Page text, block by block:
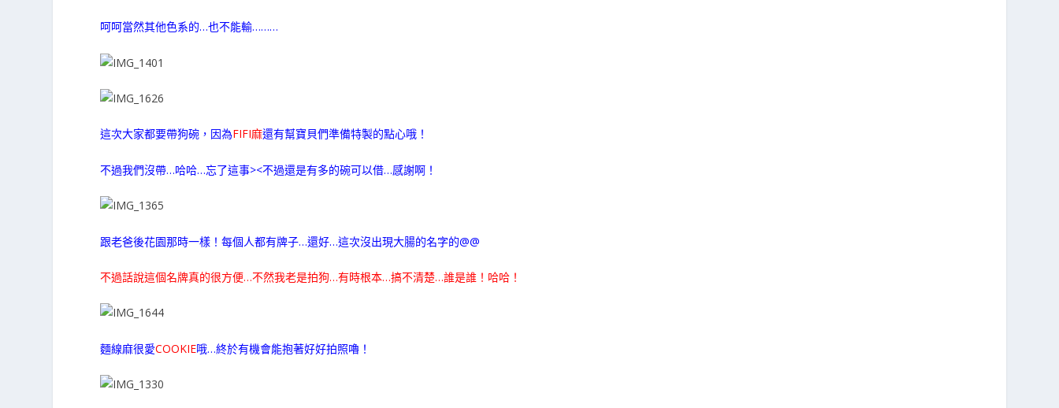
呵呵當然其他色系的…也不能輸………
這次大家都要帶狗碗，因為FIFI麻還有幫寶貝們準備特製的點心哦！
不過我們沒帶…哈哈…忘了這事><不過還是有多的碗可以借…感謝啊！
跟老爸後花園那時一樣！每個人都有牌子…還好…這次沒出現大腸的名字的@@
不過話說這個名牌真的很方便…不然我老是拍狗…有時根本…搞不清楚…誰是誰！哈哈！
麵線麻很愛COOKIE哦…終於有機會能抱著好好拍照嚕！